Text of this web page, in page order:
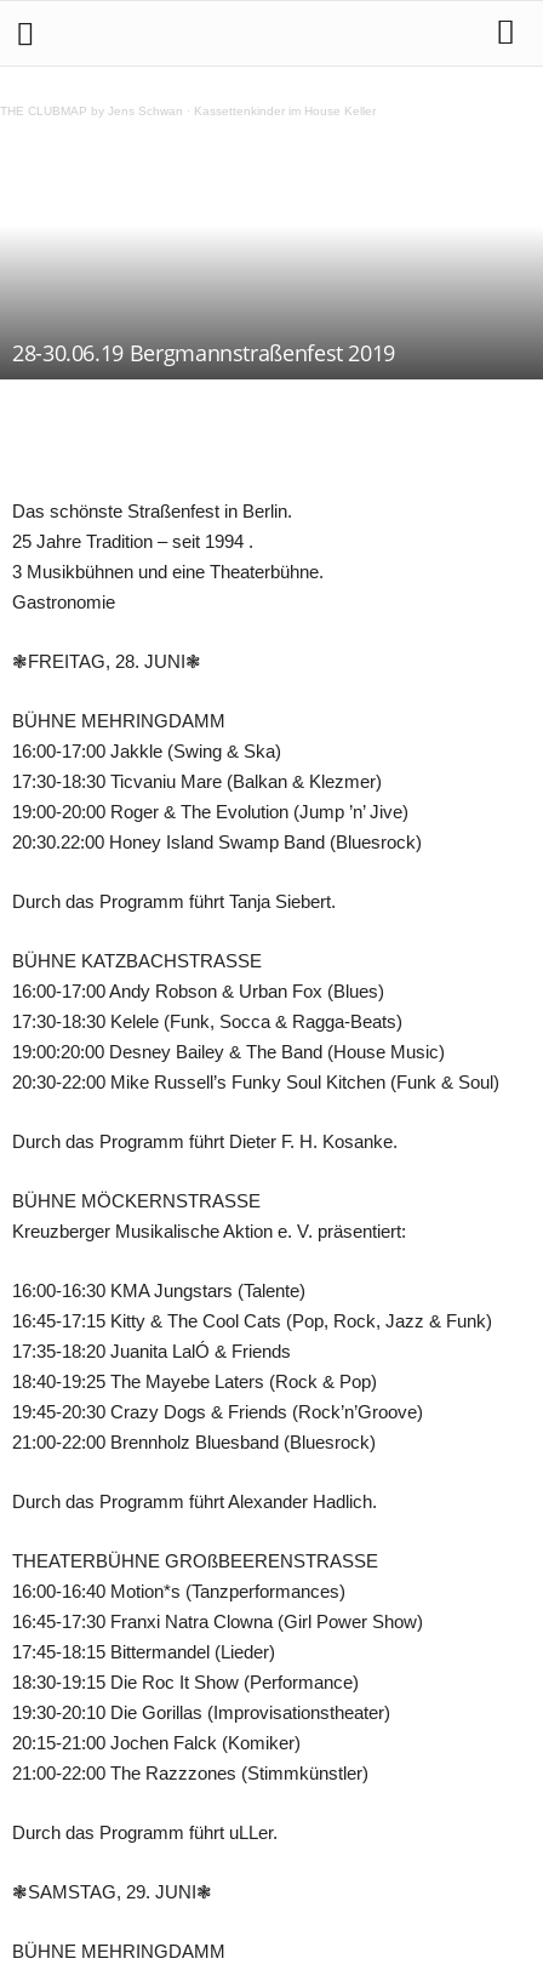
THE CLUBMAP by Jens Schwan · Kassettenkinder im House Keller
28-30.06.19 Bergmannstraßenfest 2019
Das schönste Straßenfest in Berlin.
25 Jahre Tradition – seit 1994 .
3 Musikbühnen und eine Theaterbühne.
Gastronomie
❃FREITAG, 28. JUNI❃
BÜHNE MEHRINGDAMM
16:00-17:00 Jakkle (Swing & Ska)
17:30-18:30 Ticvaniu Mare (Balkan & Klezmer)
19:00-20:00 Roger & The Evolution (Jump ’n’ Jive)
20:30.22:00 Honey Island Swamp Band (Bluesrock)
Durch das Programm führt Tanja Siebert.
BÜHNE KATZBACHSTRASSE
16:00-17:00 Andy Robson & Urban Fox (Blues)
17:30-18:30 Kelele (Funk, Socca & Ragga-Beats)
19:00:20:00 Desney Bailey & The Band (House Music)
20:30-22:00 Mike Russell’s Funky Soul Kitchen (Funk & Soul)
Durch das Programm führt Dieter F. H. Kosanke.
BÜHNE MÖCKERNSTRASSE
Kreuzberger Musikalische Aktion e. V. präsentiert:
16:00-16:30 KMA Jungstars (Talente)
16:45-17:15 Kitty & The Cool Cats (Pop, Rock, Jazz & Funk)
17:35-18:20 Juanita LalÓ & Friends
18:40-19:25 The Mayebe Laters (Rock & Pop)
19:45-20:30 Crazy Dogs & Friends (Rock’n’Groove)
21:00-22:00 Brennholz Bluesband (Bluesrock)
Durch das Programm führt Alexander Hadlich.
THEATERBÜHNE GROßBEERENSTRASSE
16:00-16:40 Motion*s (Tanzperformances)
16:45-17:30 Franxi Natra Clowna (Girl Power Show)
17:45-18:15 Bittermandel (Lieder)
18:30-19:15 Die Roc It Show (Performance)
19:30-20:10 Die Gorillas (Improvisationstheater)
20:15-21:00 Jochen Falck (Komiker)
21:00-22:00 The Razzzones (Stimmkünstler)
Durch das Programm führt uLLer.
❃SAMSTAG, 29. JUNI❃
BÜHNE MEHRINGDAMM